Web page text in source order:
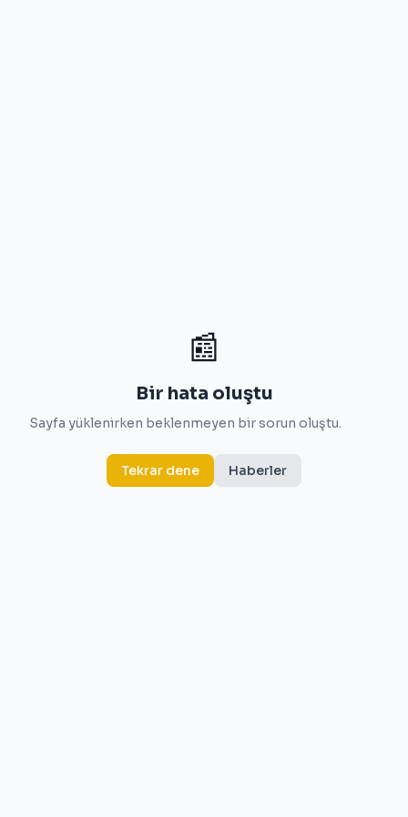
📰
Bir hata oluştu
Sayfa yüklenirken beklenmeyen bir sorun oluştu.
Tekrar dene Haberler